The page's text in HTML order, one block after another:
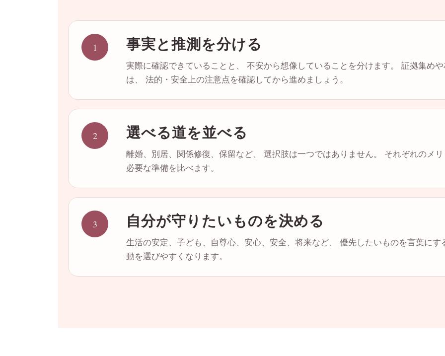
1 事実と推測を分ける
実際に確認できていることと、 不安から想像していることを分けます。 証拠集め
は、 法的・安全上の注意点を確認してから進めましょう。
2 選べる道を並べる
離婚、別居、関係修復、保留など、 選択肢は一つではありません。 それぞれのメ
必要な準備を比べます。
3 自分が守りたいものを決める
生活の安定、子ども、自尊心、安心、安全、将来など、 優先したいものを言葉にす
動を選びやすくなります。